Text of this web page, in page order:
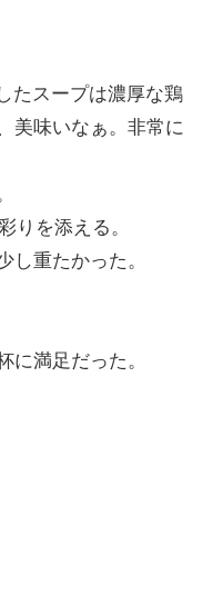
たスープは濃厚な鶏
美味いなぁ。非常に
りを添える。
し重たかった。
に満足だった。